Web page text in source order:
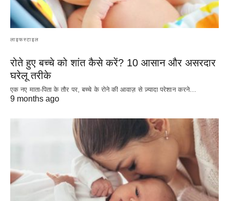
लाइफस्टाइल
रोते हुए बच्चे को शांत कैसे करें? 10 आसान और असरदार
घरेलू तरीके
एक नए माता-पिता के तौर पर, बच्चे के रोने की आवाज़ से ज़्यादा परेशान करने…
9 months ago